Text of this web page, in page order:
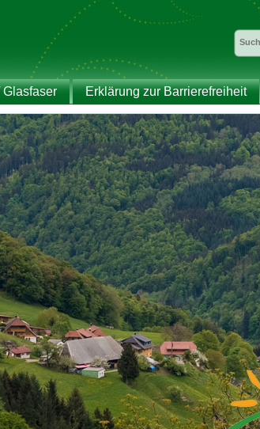
Erklärung zur Barrierefreiheit